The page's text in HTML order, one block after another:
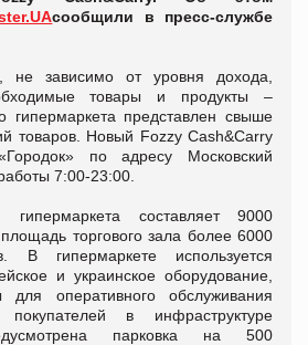
сообщили в пресс-службе
не зависимо от уровня дохода,
товары и продукты –
гипермаркета представлен свыше
товаров. Новый Fozzy Cash&Carry
по адресу Московский
7:00-23:00.
составляет 9000
торгового зала более 6000
В гипермаркете используется
и украинское оборудование,
оперативного обслуживания
в инфраструктуре
парковка на 500